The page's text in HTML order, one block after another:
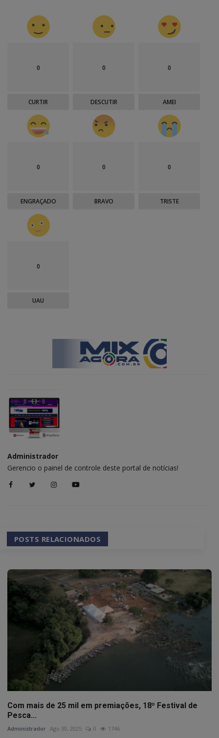
0
CURTIR
0
DESCUTIR
0
AMEI
0
ENGRAÇADO
0
BRAVO
0
TRISTE
0
UAU
Administrador
Gerencio o painel de controle deste portal de notícias!
POSTS RELACIONADOS
Com mais de 25 mil em premiações, 18º Festival de
Pesca...
Administrador Ago 30, 2025 0 1746